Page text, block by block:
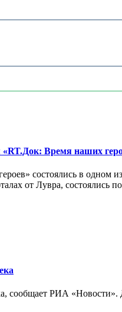
Время наших
состоялись в одном
от Лувра,
РИА «Новости».